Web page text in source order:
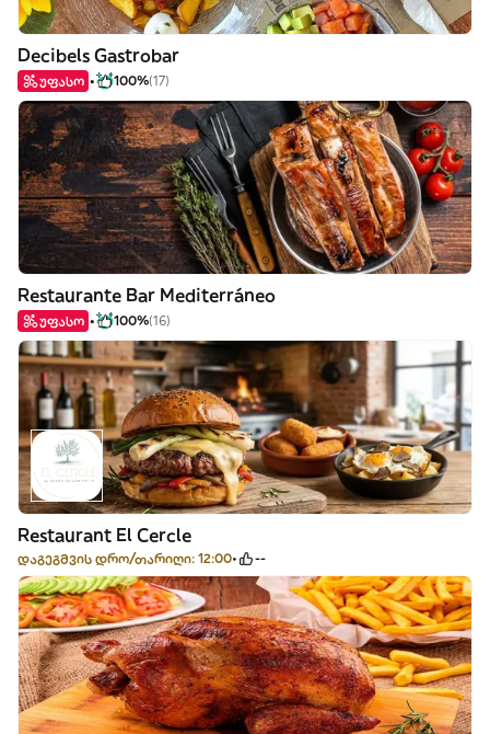
Decibels Gastrobar
უფასო 100%(17)
Restaurante Bar Mediterráneo
უფასო 100%(16)
Restaurant El Cercle
დაგეგმვის დრო/თარიღი: 12:00 --